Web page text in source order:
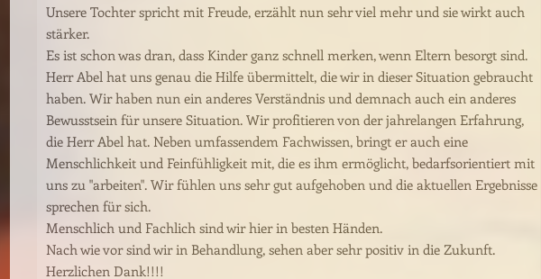
Unsere Tochter spricht mit Freude, erzählt nun sehr viel mehr und sie wirkt auch
stärker.
Es ist schon was dran, dass Kinder ganz schnell merken, wenn Eltern besorgt sind.
Herr Abel hat uns genau die Hilfe übermittelt, die wir in dieser Situation gebraucht
haben. Wir haben nun ein anderes Verständnis und demnach auch ein anderes
Bewusstsein für unsere Situation. Wir profitieren von der jahrelangen Erfahrung,
die Herr Abel hat. Neben umfassendem Fachwissen, bringt er auch eine
Menschlichkeit und Feinfühligkeit mit, die es ihm ermöglicht, bedarfsorientiert mit
uns zu "arbeiten". Wir fühlen uns sehr gut aufgehoben und die aktuellen Ergebnisse
sprechen für sich.
Menschlich und Fachlich sind wir hier in besten Händen.
Nach wie vor sind wir in Behandlung, sehen aber sehr positiv in die Zukunft.
Herzlichen Dank!!!!